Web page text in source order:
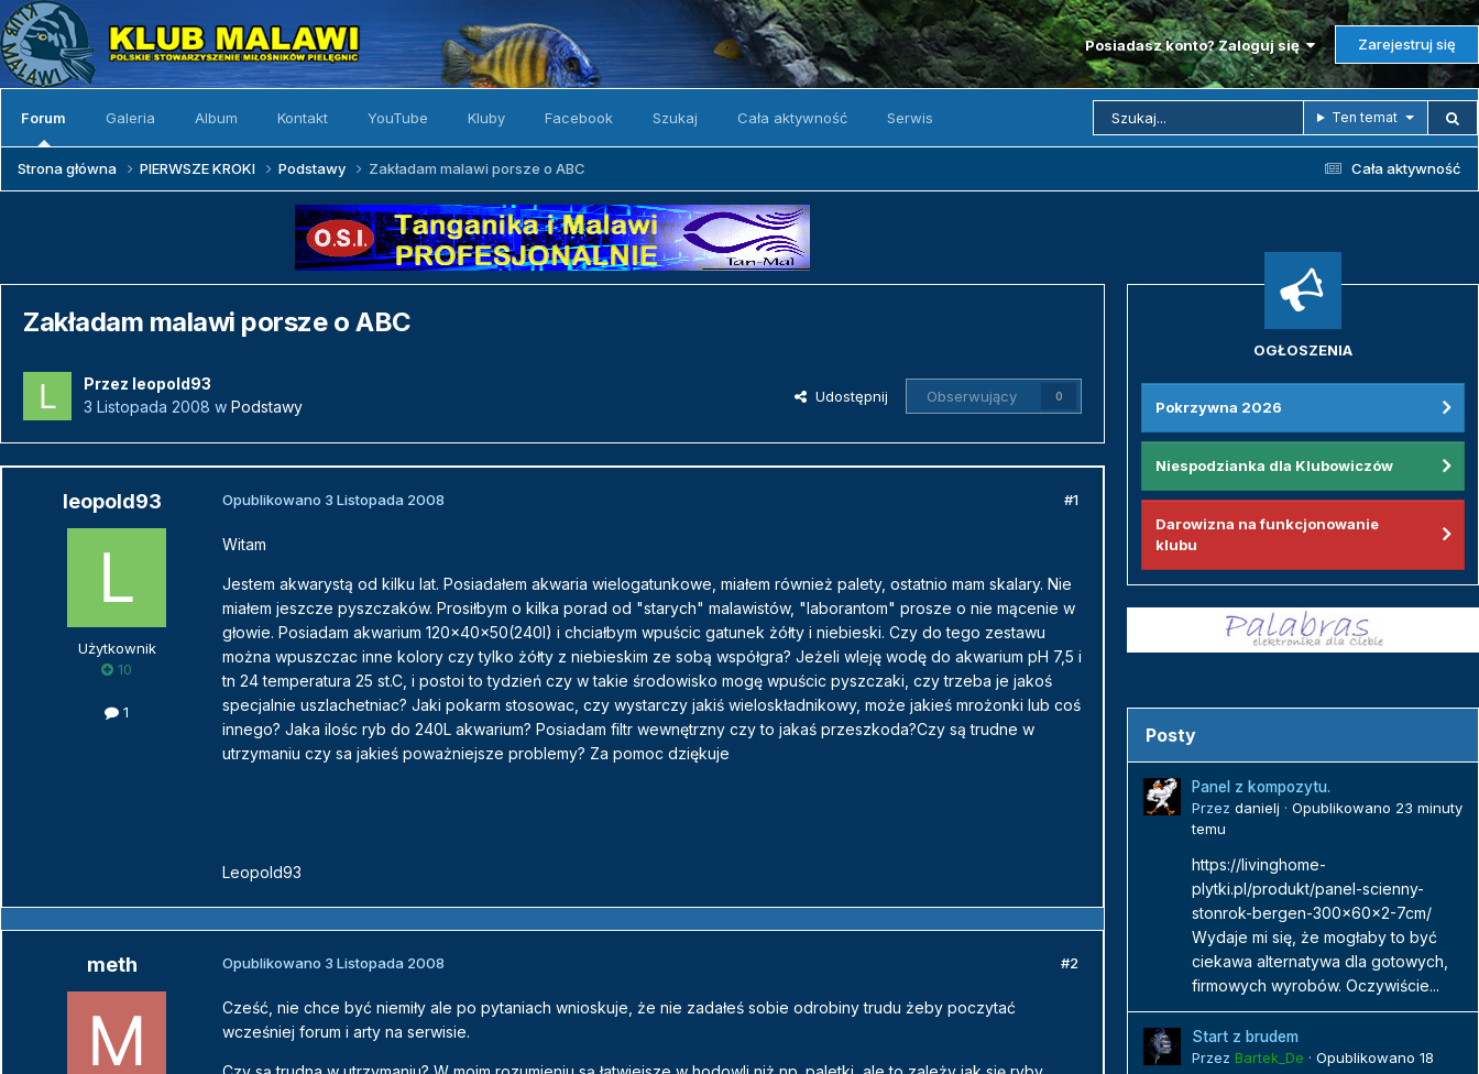
Posiadasz konto? Zaloguj się Zarejestruj się
Forum Galeria Album Kontakt YouTube Kluby Facebook Szukaj Cała aktywność Serwis Ten temat
Cała aktywność
Strona główna PIERWSZE KROKI Podstawy Zakładam malawi porsze o ABC
Zakładam malawi porsze o ABC
Przez leopold93
3 Listopada 2008 w Podstawy
Udostępnij Obserwujący 0
leopold93
Użytkownik
10
1
#1
Opublikowano 3 Listopada 2008
Witam
Jestem akwarystą od kilku lat. Posiadałem akwaria wielogatunkowe, miałem również palety, ostatnio mam skalary. Nie
miałem jeszcze pyszczaków. Prosiłbym o kilka porad od "starych" malawistów, "laborantom" prosze o nie mącenie w
głowie. Posiadam akwarium 120x40x50(240l) i chciałbym wpuścic gatunek żółty i niebieski. Czy do tego zestawu
można wpuszczac inne kolory czy tylko żółty z niebieskim ze sobą współgra? Jeżeli wleję wodę do akwarium pH 7,5 i
tn 24 temperatura 25 st.C, i postoi to tydzień czy w takie środowisko mogę wpuścic pyszczaki, czy trzeba je jakoś
specjalnie uszlachetniac? Jaki pokarm stosowac, czy wystarczy jakiś wieloskładnikowy, może jakieś mrożonki lub coś
innego? Jaka ilośc ryb do 240L akwarium? Posiadam filtr wewnętrzny czy to jakaś przeszkoda?Czy są trudne w
utrzymaniu czy sa jakieś poważniejsze problemy? Za pomoc dziękuje
Leopold93
meth #2
Opublikowano 3 Listopada 2008
Cześć, nie chce być niemiły ale po pytaniach wnioskuje, że nie zadałeś sobie odrobiny trudu żeby poczytać
wcześniej forum i arty na serwisie.
OGŁOSZENIA
Pokrzywna 2026
Niespodzianka dla Klubowiczów
Darowizna na funkcjonowanie
klubu
Posty
Panel z kompozytu.
Przez danielj · Opublikowano 23 minuty
temu
https://livinghome-
plytki.pl/produkt/panel-scienny-
stonrok-bergen-300x60x2-7cm/
Wydaje mi się, że mogłaby to być
ciekawa alternatywa dla gotowych,
firmowych wyrobów. Oczywiście...
Start z brudem
Przez Bartek_De · Opublikowano 18